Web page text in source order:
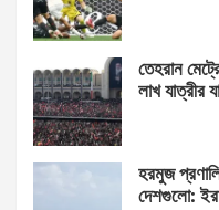
তেহরান
লাখ যাত্রীর
হরমুজ
দেশগুলো: